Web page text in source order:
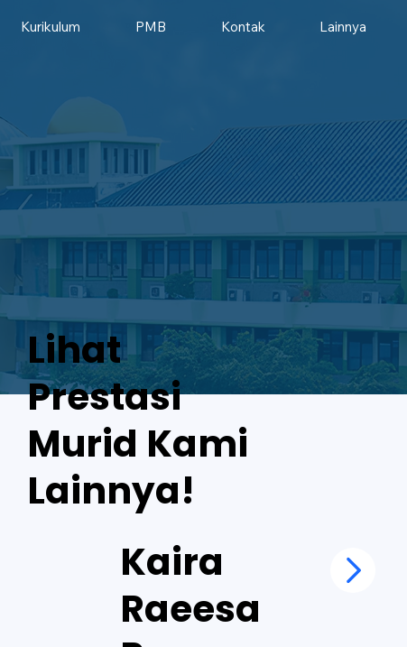
Kurikulum PMB Kontak Lainnya
Lihat
Prestasi
Murid Kami
Lainnya!
Kaira
Raeesa